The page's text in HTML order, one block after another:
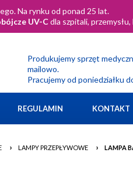
Na rynku od ponad 25 lat.
UV-Cdla szpitali,
Produkujemy sprzęt
mailowo.
Pracujemy od poniedziałku
REGULAMIN KONTAKT
› LAMPY PRZEPŁYWOWE › LAMPA